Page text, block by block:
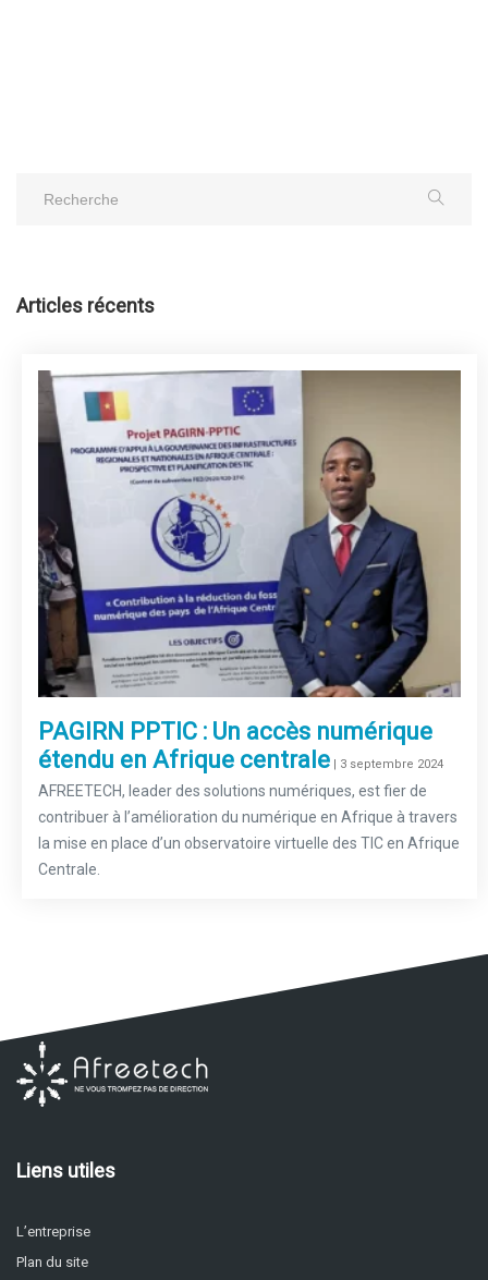
Articles récents
PAGIRN PPTIC : Un accès numérique
étendu en Afrique centrale | 3 septembre 2024
AFREETECH, leader des solutions numériques, est fier de
contribuer à l’amélioration du numérique en Afrique à travers
la mise en place d’un observatoire virtuelle des TIC en Afrique
Centrale.
Liens utiles
L’entreprise
Plan du site